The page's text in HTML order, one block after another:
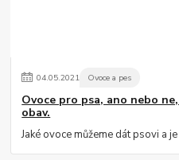
04.05.2021 Ovoce a pes
Ovoce pro psa, ano nebo
obav.
Jaké ovoce můžeme dát psovi a